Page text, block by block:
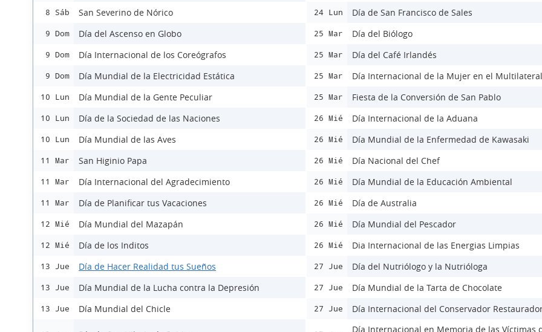
8 Sáb San Severino de Nórico
9 Dom Día del Ascenso en Globo
9 Dom Día Internacional de los Coreógrafos
9 Dom Día Mundial de la Electricidad Estática
10 Lun Día Mundial de la Gente Peculiar
10 Lun Día de la Sociedad de las Naciones
10 Lun Día Mundial de las Aves
11 Mar San Higinio Papa
11 Mar Día Internacional del Agradecimiento
11 Mar Día de Planificar tus Vacaciones
12 Mié Día Mundial del Mazapán
12 Mié Día de los Inditos
13 Jue Día de Hacer Realidad tus Sueños
13 Jue Día Mundial de la Lucha contra la Depresión
13 Jue Día Mundial del Chicle
24 Lun Día de San Francisco de Sales
25 Mar Día del Biólogo
25 Mar Día del Café Irlandés
25 Mar Día Internacional de la Mujer en el
25 Mar Fiesta de la Conversión de San Pablo
26 Mié Día Internacional de la Aduana
26 Mié Día Mundial de la Enfermedad de Kawasaki
26 Mié Día Nacional del Chef
26 Mié Día Mundial de la Educación Ambiental
26 Mié Día de Australia
26 Mié Día Mundial del Pescador
26 Mié Dia Internacional de las Energias Limpias
27 Jue Día del Nutriólogo y la Nutrióloga
27 Jue Día Mundial de la Tarta de Chocolate
27 Jue Día Internacional del Conservador
Día Internacional en Memoria de las Víctimas